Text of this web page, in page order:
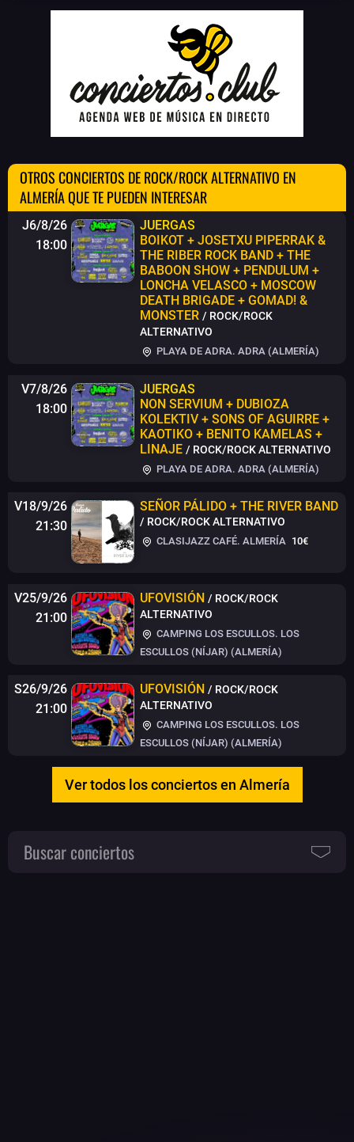
OTROS CONCIERTOS DE ROCK/ROCK ALTERNATIVO EN
ALMERÍA QUE TE PUEDEN INTERESAR
J6/8/26
18:00
JUERGAS
BOIKOT + JOSETXU PIPERRAK &
THE RIBER ROCK BAND + THE
BABOON SHOW + PENDULUM +
LONCHA VELASCO + MOSCOW
DEATH BRIGADE + GOMAD! &
MONSTER / ROCK/ROCK
ALTERNATIVO
PLAYA DE ADRA. ADRA (ALMERÍA)
V7/8/26
18:00
JUERGAS
NON SERVIUM + DUBIOZA
KOLEKTIV + SONS OF AGUIRRE +
KAOTIKO + BENITO KAMELAS +
LINAJE / ROCK/ROCK ALTERNATIVO
PLAYA DE ADRA. ADRA (ALMERÍA)
V18/9/26
21:30
SEÑOR PÁLIDO + THE RIVER BAND
/ ROCK/ROCK ALTERNATIVO
CLASIJAZZ CAFÉ. ALMERÍA 10€
V25/9/26
21:00
UFOVISIÓN / ROCK/ROCK
ALTERNATIVO
CAMPING LOS ESCULLOS. LOS
ESCULLOS (NÍJAR) (ALMERÍA)
S26/9/26
21:00
UFOVISIÓN / ROCK/ROCK
ALTERNATIVO
CAMPING LOS ESCULLOS. LOS
ESCULLOS (NÍJAR) (ALMERÍA)
Ver todos los conciertos en Almería
Buscar conciertos